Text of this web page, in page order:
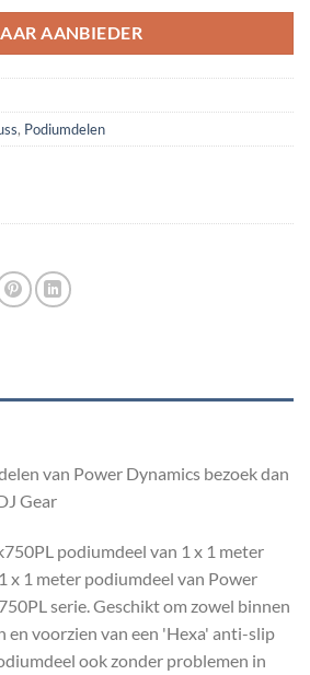
AANBIEDER
, Podiumdelen
van Power Dynamics bezoek dan
Gear
podiumdeel van 1 x 1 meter
x 1 meter podiumdeel van Power
serie. Geschikt om zowel binnen
en voorzien van een 'Hexa' anti-slip
ook zonder problemen in